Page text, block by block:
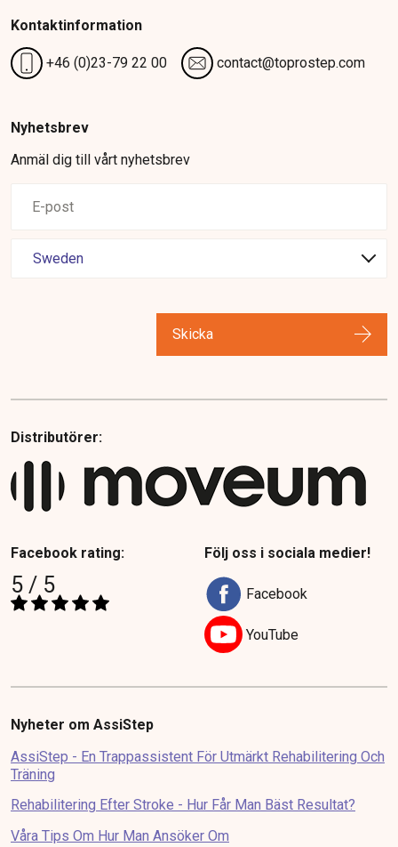
Kontaktinformation
+46 (0)23-79 22 00 contact@toprostep.com
Nyhetsbrev
Anmäl dig till vårt nyhetsbrev
Skicka
Distributörer:
Facebook rating:
5 / 5
Följ oss i sociala medier!
Facebook
YouTube
Nyheter om AssiStep
AssiStep - En Trappassistent För Utmärkt Rehabilitering Och
Träning
Rehabilitering Efter Stroke - Hur Får Man Bäst Resultat?
Våra Tips Om Hur Man Ansöker Om